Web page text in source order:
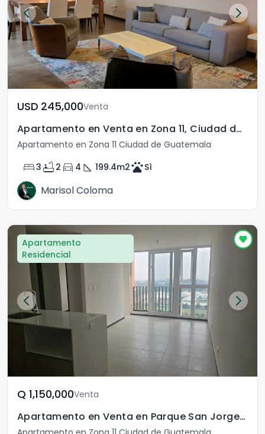
USD	245,000Venta
Apartamento en Venta en Zona 11, Ciudad de Guatemala
Apartamento en Zona 11 Ciudad de Guatemala
bed3 bathtub 2 directions_car 4 square_foot 199.4m2petsSì
Marisol Coloma
Apartamento
Residencial
Q	1,150,000Venta
Apartamento en Venta en Parque San Jorge Zona 11